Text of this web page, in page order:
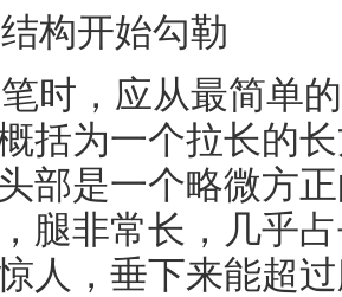
构开始勾勒
时，应从最简单
括为一个拉长的
部是一个略微方
腿非常长，几乎
人，垂下来能超